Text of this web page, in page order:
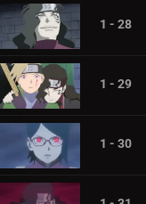
1 - 28
1 - 29
1 - 30